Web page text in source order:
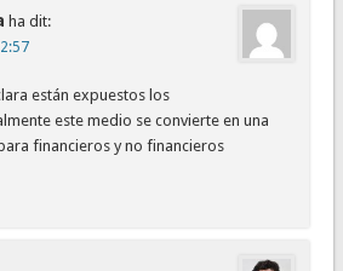
ha dit:
están expuestos los
este medio se convierte en una
financieros y no financieros